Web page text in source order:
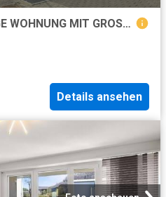
MODERNE, HOCHWERTIGE WOHNUNG MIT GROSSER TERRASSE IN BÖCKTEN Kopie
Details ansehen